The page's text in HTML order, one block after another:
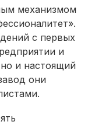
механизмом
с первых
и
и настоящий
они